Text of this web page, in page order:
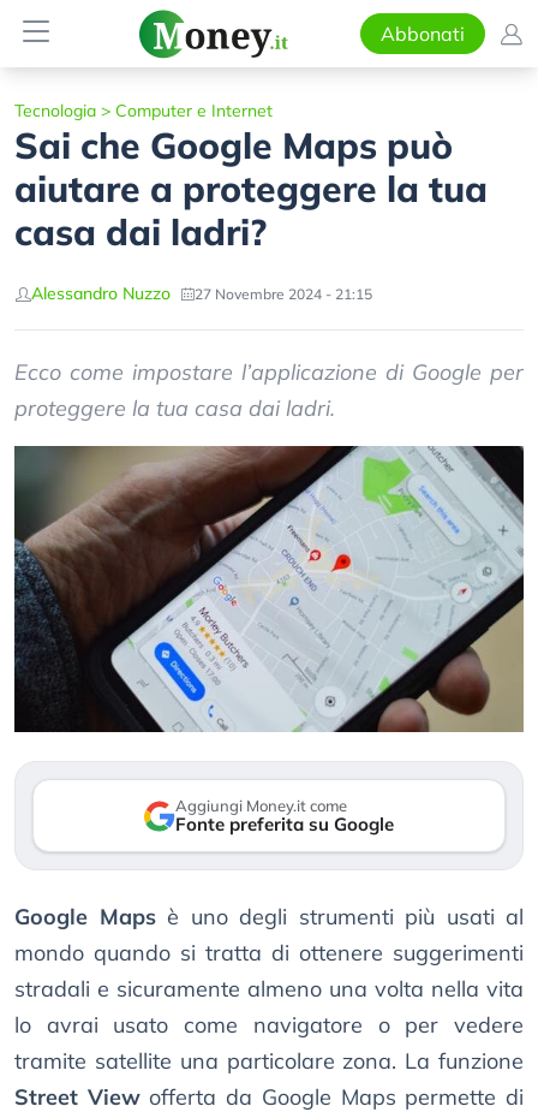
Abbonati
Tecnologia > Computer e Internet
Sai che Google Maps può
aiutare a proteggere la tua
casa dai ladri?
Alessandro Nuzzo 27 Novembre 2024 - 21:15
Ecco come impostare l’applicazione di Google per
proteggere la tua casa dai ladri.
Aggiungi Money.it come
Fonte preferita su Google
Google Mapsè uno degli strumenti più usati al
mondo quando si tratta di ottenere suggerimenti
stradali e sicuramente almeno una volta nella vita
lo avrai usato come navigatore o per vedere
tramite satellite una particolare zona. La funzione
Street Viewofferta da Google Maps permette di